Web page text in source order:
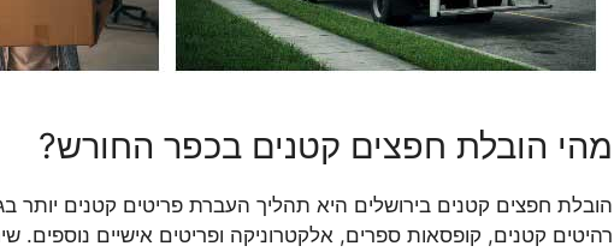
מהי הובלת חפצים קטנים בכפר החורש?
הובלת חפצים קטנים בירושלים היא תהליך העברת פריטים קטנים יותר
רהיטים קטנים, קופסאות ספרים, אלקטרוניקה ופריטים אישיים נוספים.